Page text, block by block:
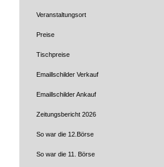
Veranstaltungsort
Preise
Tischpreise
Emaillschilder Verkauf
Emaillschilder Ankauf
Zeitungsbericht 2026
So war die 12.Börse
So war die 11. Börse